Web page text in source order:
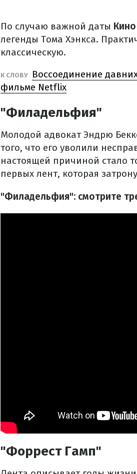
По случаю важной даты
легенды Тома Хэнкса.
классическую.
К СЛОВУ
Воссоединение
фильме Netflix
"Филадельфия"
Молодой адвокат Эндрю
того, что его уволили
настоящей причиной стало
первых лент, которая
"Филадельфия": смотрите
"Форрест Гамп"